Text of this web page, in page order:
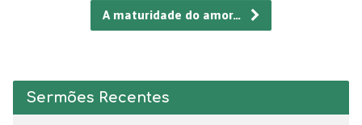
A maturidade do amor…
Sermões Recentes